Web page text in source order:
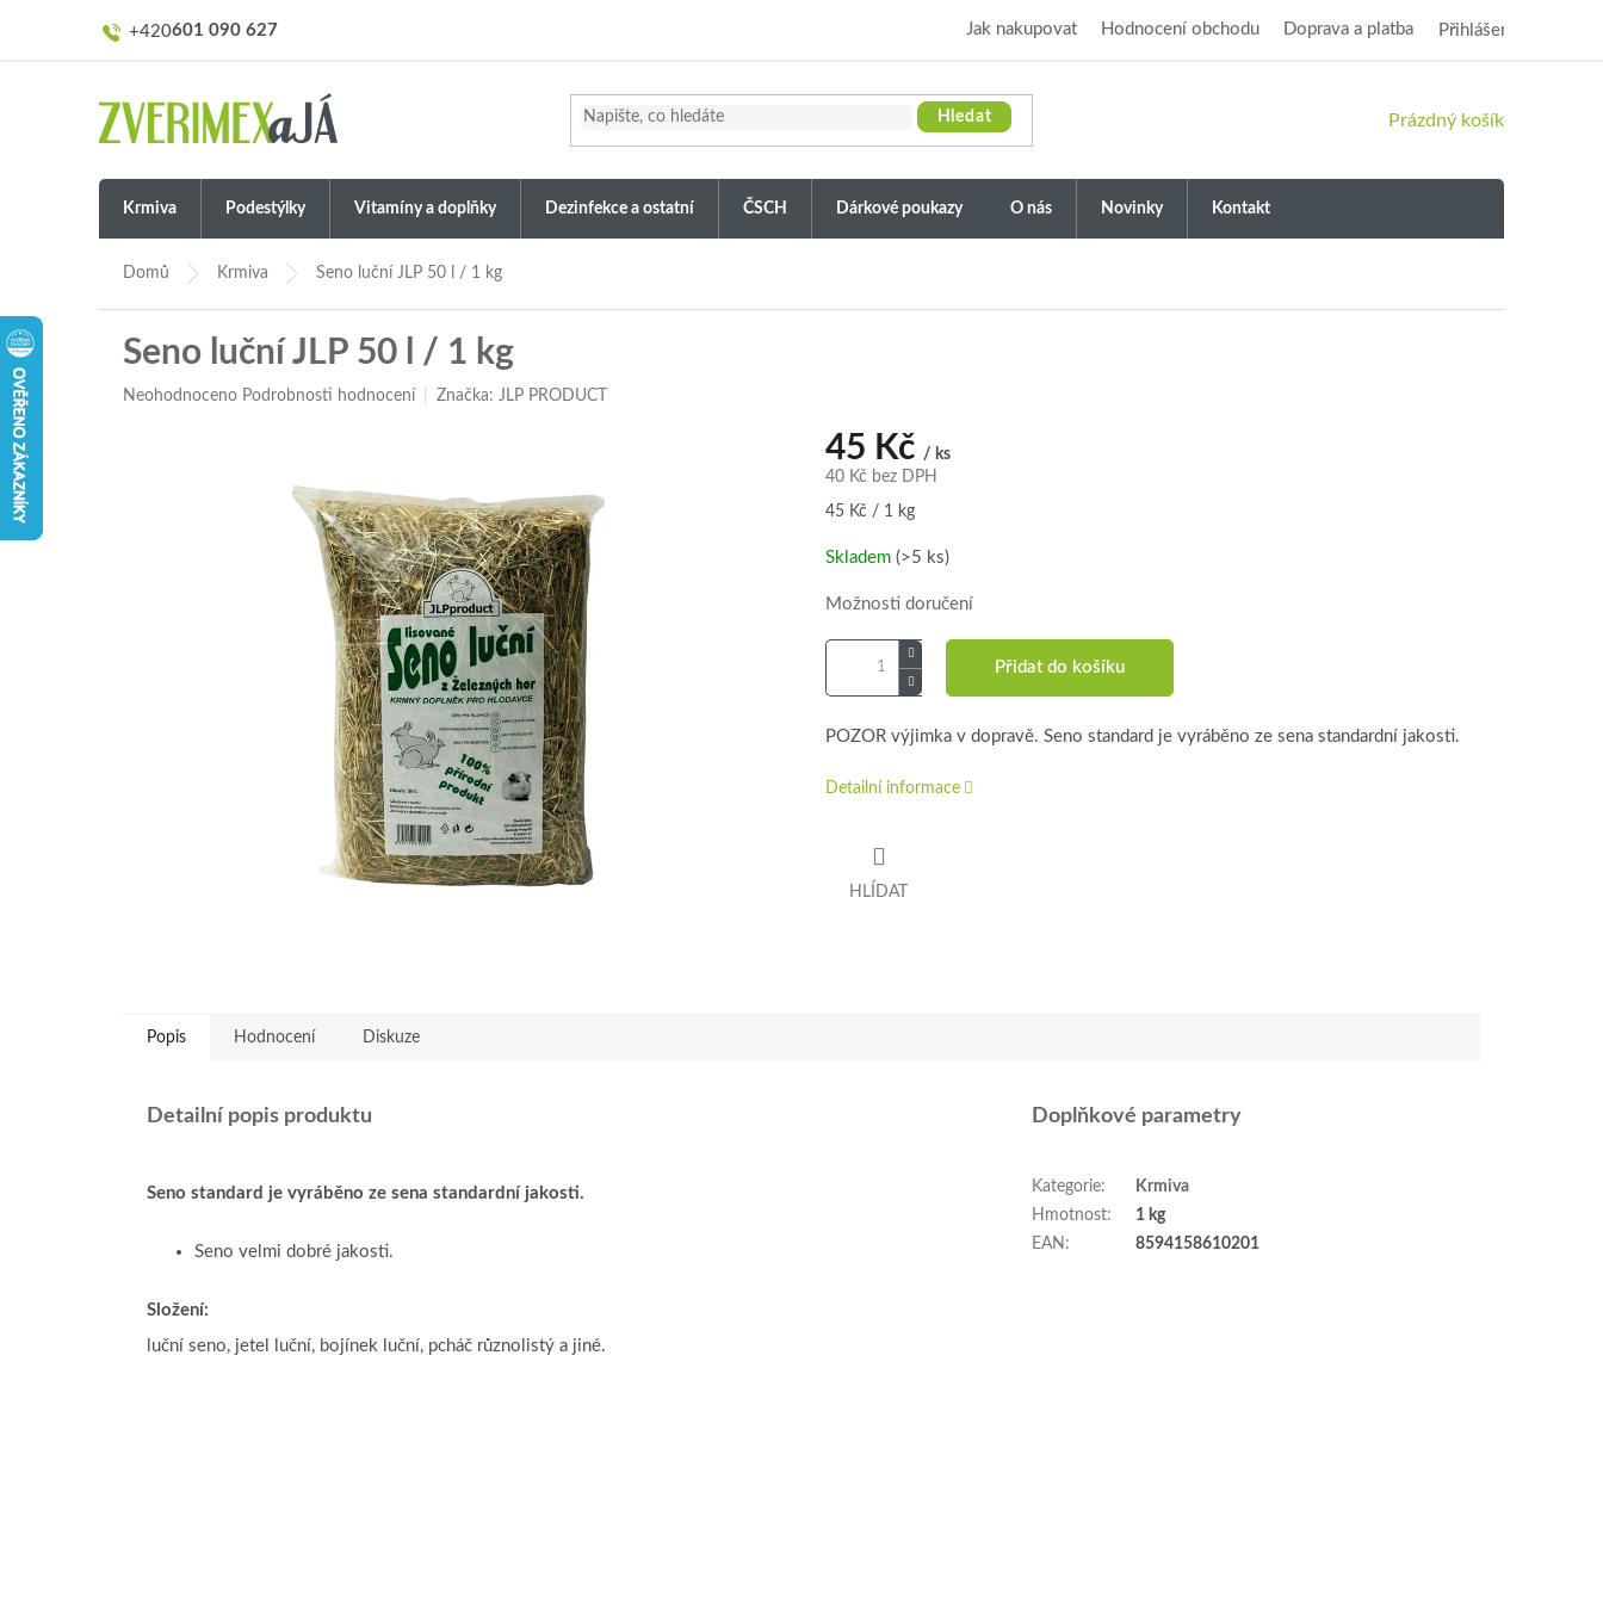
601 090 627 Jak nakupovat Hodnocení obchodu Doprava a platba Přihlášení
Hledat
NÁKUPNÍ
Prázdný košík
Krmiva Podestýlky Vitamíny a doplňky Dezinfekce a ostatní ČSCH Dárkové poukazy O nás Novinky Kontakt
Domů Krmiva Seno luční JLP 50 l / 1 kg
Seno luční JLP 50 l / 1 kg
Průměrné
Neohodnoceno Podrobnosti hodnocení Značka:JLP PRODUCT
45 Kč / ks
40 Kč bez DPH
Měrná
45 Kč / 1 kg
Skladem (>5 ks)
Možnosti doručení
Přidat do košíku
POZOR výjimka v dopravě. Seno standard je vyráběno ze sena standardní jakosti.
Detailní informace
HLÍDAT
Popis Hodnocení Diskuze
Detailní popis produktu
Seno standard je vyráběno ze sena standardní jakosti.
Seno velmi dobré jakosti.
Složení:
luční seno, jetel luční, bojínek luční, pcháč různolistý a jiné.
Doplňkové parametry
Kategorie:
Krmiva
Hmotnost:
1 kg
EAN : 8594158610201